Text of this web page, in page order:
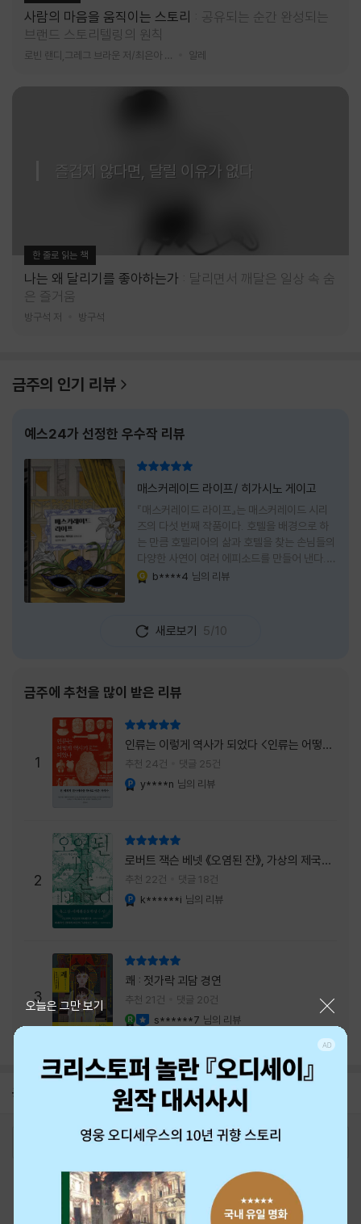
사람의 마음을 움직이는 스토리
공유되는 순간 완성되는
브랜드 스토리텔링의 원칙
알레
즐겁지 않다면, 달릴 이유가 없다
한 줄로 읽는 책
나는 왜 달리기를 좋아하는가
달리면서 깨달은 일상 속 숨
은 즐거움
방구석 저 방구석
금주의 인기 리뷰
예스24가 선정한 우수작 리뷰
매스커레이드 라이프/ 히가시노 게이고
『매스커레이드 라이프』는 매스커레이드 시리
즈의 다섯 번째 작품이다. 호텔을 배경으로 하
는 만큼 호텔리어의 삶과 호텔을 찾는 손님들의
다양한 사연이 여러 에피소드를 만들어 낸다.
주인공은 호텔리어로서의 완벽함을 꿈꾸는 야
는 과정에서 나오미가 다치게 되자, 고스케는
모든 책임을 지고 형사직에서 물러난다. 하지만
을 받게 된다. 그렇게 끝난 4권 이후, 나는 5권
이 출간되기만을 기다렸다. 형사가 아닌 호텔리
어가 된 닛타 고스케의 모습이 무척 궁금했기
때문이다. 그동안 호텔에서 잠복 수사를 하며
어설픈 호텔리어의 가면을 쓰고 있었다면, 이제
는 가면
b****4 님의 리뷰
새로보기 5/10
금주에 추천을 많이 받은 리뷰
1
인류는 이렇게 역사가 되었다 <인류는 어떻게
역사가 되었나>
추천 24건 댓글 25건
y****n 님의 리뷰
2
로버트 잭슨 베넷 《오염된 잔》, 가상의 제국이
주는 실감과 미스터리 사건의 치밀함이 이루어
내는 최상의 시너지...
추천 22건 댓글 18건
k******i 님의 리뷰
3
쾌 : 젓가락 괴담 경연
추천 21건 댓글 20건
s******7 님의 리뷰
공지 26년 NBCI 수상 안내
2026-08-01
오늘은 그만 보기
로그인 최근 본 상품 주문/배송
고객센터 1544-3800 티켓 1544-6399
중고샵 1566-4295
eBook 1:1문의/채팅상담
예스이십사(주) 사업자 정보